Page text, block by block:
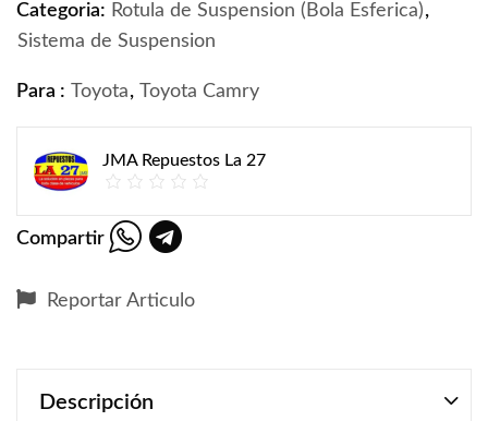
Categoria: Rotula de Suspension (Bola Esferica),
Sistema de Suspension
Para : Toyota, Toyota Camry
JMA Repuestos La 27
Compartir
Reportar Articulo
Descripción